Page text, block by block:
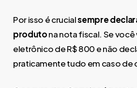
Por isso é crucialsempre
produtona nota fiscal. Se
eletrônico de R$ 800 e não
praticamente tudo em caso de